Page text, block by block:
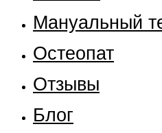
Мануальный
Остеопат
Отзывы
Блог